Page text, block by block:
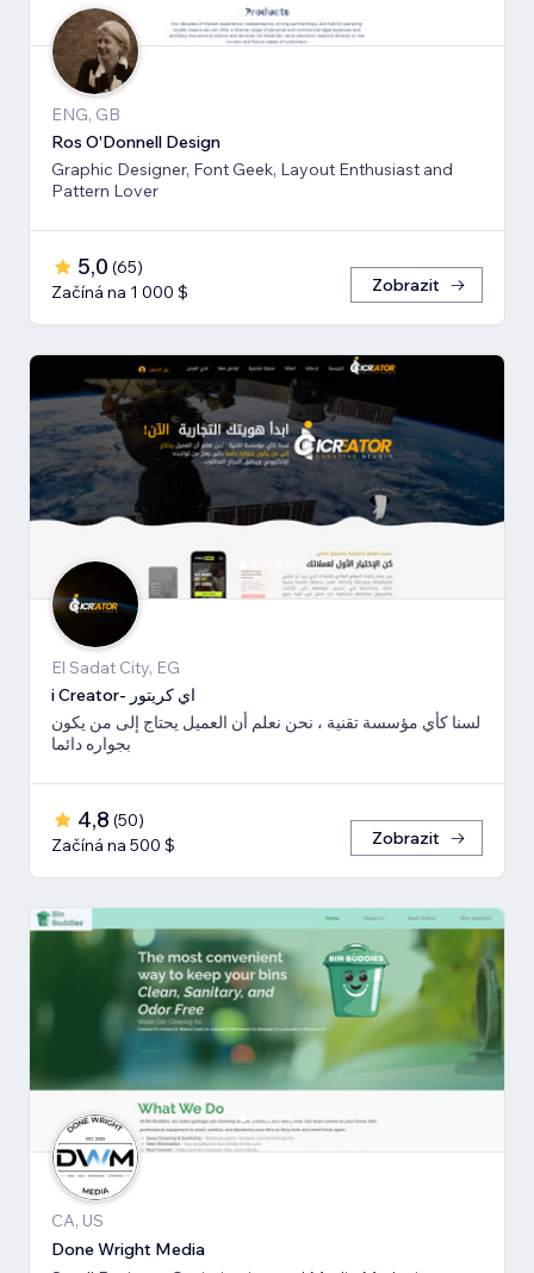
ENG, GB
Ros O'Donnell Design
Graphic Designer, Font Geek, Layout Enthusiast and
Pattern Lover
5,0 (65)
Začíná na 1 000 $
Zobrazit
El Sadat City, EG
i Creator- اي كريتور
لسنا كأي مؤسسة تقنية ، نحن نعلم أن العميل يحتاج إلى من يكون
بجواره دائما
4,8 (50)
Začíná na 500 $
Zobrazit
CA, US
Done Wright Media